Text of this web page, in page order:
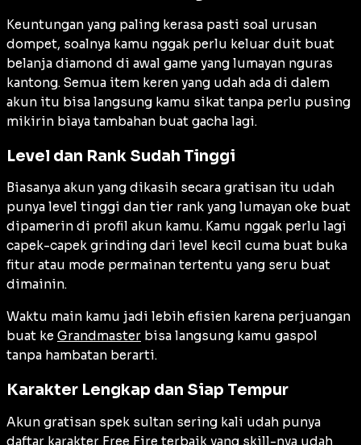
Keuntungan yang paling kerasa pasti soal urusan
dompet, soalnya kamu nggak perlu keluar duit buat
belanja diamond di awal game yang lumayan nguras
kantong. Semua item keren yang udah ada di dalem
akun itu bisa langsung kamu sikat tanpa perlu pusing
mikirin biaya tambahan buat gacha lagi.
Level dan Rank Sudah Tinggi
Biasanya akun yang dikasih secara gratisan itu udah
punya level tinggi dan tier rank yang lumayan oke buat
dipamerin di profil akun kamu. Kamu nggak perlu lagi
capek-capek grinding dari level kecil cuma buat buka
fitur atau mode permainan tertentu yang seru buat
dimainin.
Waktu main kamu jadi lebih efisien karena perjuangan
buat ke Grandmaster bisa langsung kamu gaspol
tanpa hambatan berarti.
Karakter Lengkap dan Siap Tempur
Akun gratisan spek sultan sering kali udah punya
daftar karakter Free Fire terbaik yang skill-nya udah